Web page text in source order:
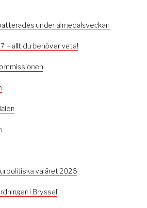
under almedalsveckan
– allt du behöver veta!
valåret 2026
i Bryssel